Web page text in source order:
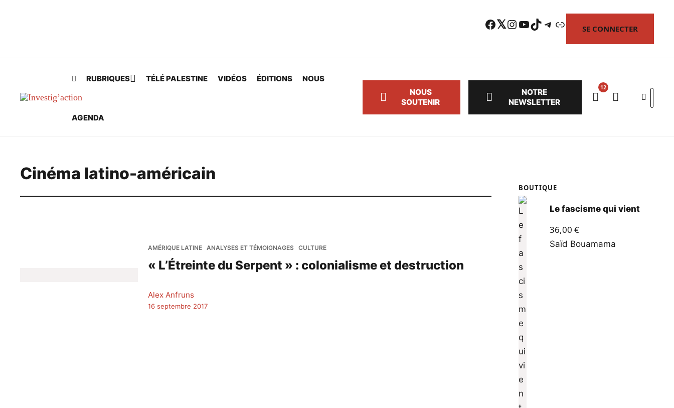
Facebook Twitter Instagram YouTube TikTok Telegram Lien SE CONNECTER
RUBRIQUES TÉLÉ PALESTINE VIDÉOS ÉDITIONS NOUS
AGENDA
NOUS
SOUTENIR
NOTRE
NEWSLETTER
Cinéma latino-américain
AMÉRIQUE LATINE ANALYSES ET TÉMOIGNAGES CULTURE
« L’Étreinte du Serpent » : colonialisme et destruction
Alex Anfruns
16 septembre 2017
BOUTIQUE
Le fascisme qui vient
36,00 €
Saïd Bouamama